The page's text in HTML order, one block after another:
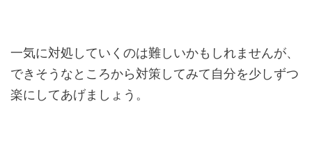
一気に対処していくのは難しいかもしれませんが、
できそうなところから対策してみて自分を少しずつ
楽にしてあげましょう。